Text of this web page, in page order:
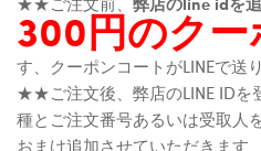
300円のク
す、クーポンコートがLINEで送
★★ご注文後、弊店のLINE IDを
種とご注文番号あるいは受取人
おまけ追加させていただきます